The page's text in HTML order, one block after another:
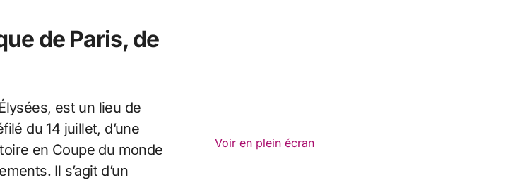
de Paris, de
est un lieu de
du 14 juillet, d’une
en Coupe du monde
Il s’agit d’un
Voir en plein écran